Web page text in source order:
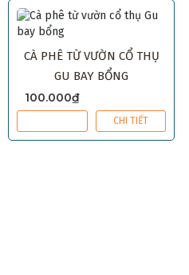
CÀ PHÊ TỪ VƯỜN CỔ THỤ
GU BAY BỔNG
100.000₫
CHI TIẾT